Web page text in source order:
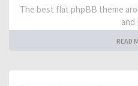
The best flat phpBB theme
and
READ